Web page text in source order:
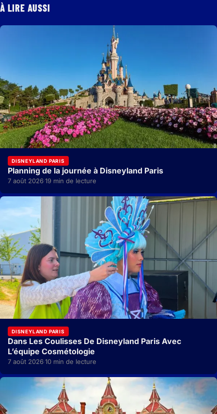
À LIRE AUSSI
DISNEYLAND PARIS
Planning de la journée à Disneyland Paris
7 août 2026·19 min de lecture
DISNEYLAND PARIS
Dans Les Coulisses De Disneyland Paris Avec
L’équipe Cosmétologie
7 août 2026·10 min de lecture